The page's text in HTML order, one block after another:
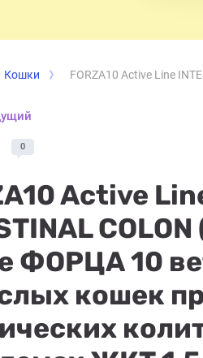
Кошки FORZA10 Active Line
0
Active
ФОРЦА 10
кошек